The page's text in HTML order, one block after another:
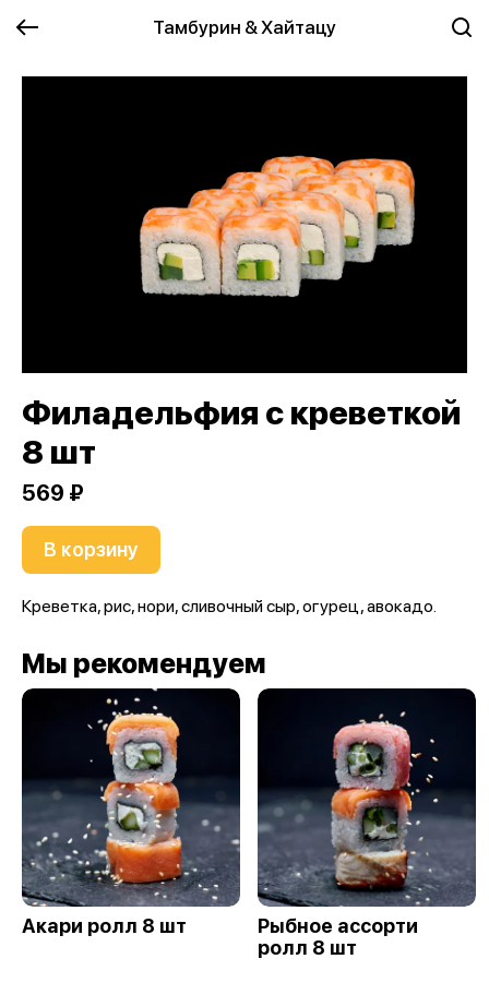
Тамбурин & Хайтацу
Филадельфия с креветкой
8 шт
569 ₽
В корзину
Креветка, рис, нори, сливочный сыр, огурец, авокадо.
Мы рекомендуем
Акари ролл 8 шт
Рыбное ассорти
ролл 8 шт